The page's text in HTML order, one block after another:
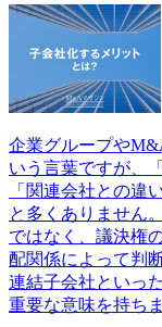
企業グループや
いう言葉ですが、
「関連会社との違
と多くありません
ではなく、議決権
配関係によって判
連結子会社といっ
重要な意味を持ち